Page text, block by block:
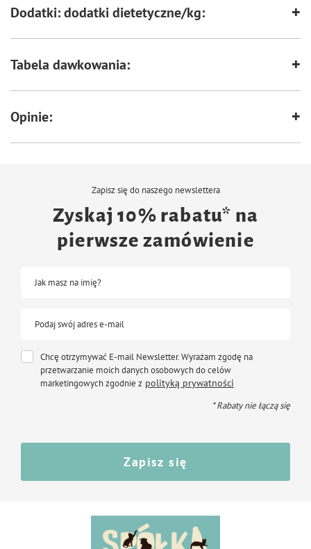
Dodatki: dodatki dietetyczne/kg:
Tabela dawkowania:
Opinie:
Zapisz się do naszego newslettera
Zyskaj 10% rabatu* na
pierwsze zamówienie
Jak masz na imię?
Podaj swój adres e-mail
Chcę otrzymywać E-mail Newsletter. Wyrażam zgodę na
przetwarzanie moich danych osobowych do celów
marketingowych zgodnie z polityką prywatności
* Rabaty nie łączą się
Zapisz się